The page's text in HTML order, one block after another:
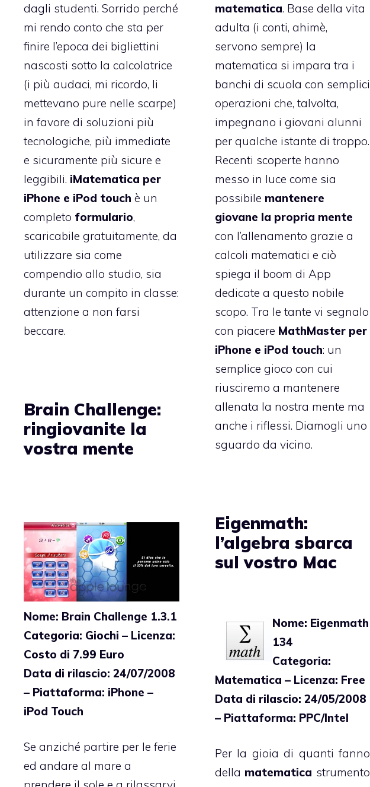
dagli studenti. Sorrido perché
mi rendo conto che sta per
finire l’epoca dei bigliettini
nascosti sotto la calcolatrice
(i più audaci, mi ricordo, li
mettevano pure nelle scarpe)
in favore di soluzioni più
tecnologiche, più immediate
e sicuramente più sicure e
leggibili. iMatematica per
iPhone e iPod touch è un
completo formulario,
scaricabile gratuitamente, da
utilizzare sia come
compendio allo studio, sia
durante un compito in classe:
attenzione a non farsi
beccare.
matematica. Base della vita
adulta (i conti, ahimè,
servono sempre) la
matematica si impara tra i
banchi di scuola con semplici
operazioni che, talvolta,
impegnano i giovani alunni
per qualche istante di troppo.
Recenti scoperte hanno
messo in luce come sia
possibile mantenere
giovane la propria mente
con l’allenamento grazie a
calcoli matematici e ciò
spiega il boom di App
dedicate a questo nobile
scopo. Tra le tante vi segnalo
con piacere MathMaster per
iPhone e iPod touch: un
semplice gioco con cui
riusciremo a mantenere
allenata la nostra mente ma
anche i riflessi. Diamogli uno
sguardo da vicino.
Brain Challenge:
ringiovanite la
vostra mente
Nome: Brain Challenge 1.3.1
Categoria: Giochi – Licenza:
Costo di 7.99 Euro
Data di rilascio: 24/07/2008
– Piattaforma: iPhone –
iPod Touch
Se anziché partire per le ferie
ed andare al mare a
Eigenmath:
l’algebra sbarca
sul vostro Mac
Nome: Eigenmath
134
Categoria:
Matematica – Licenza: Free
Data di rilascio: 24/05/2008
– Piattaforma: PPC/Intel
Per la gioia di quanti fanno
della matematica strumento